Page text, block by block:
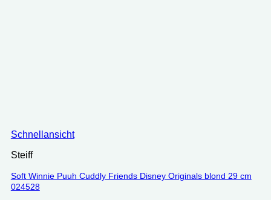
Schnellansicht
Steiff
Soft Winnie Puuh Cuddly Friends Disney Originals blond 29 cm
024528